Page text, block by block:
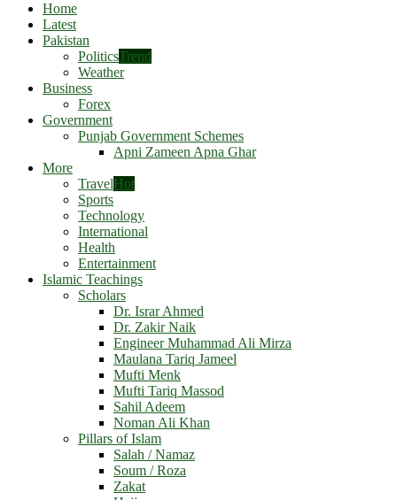
Home
Latest
Pakistan
PoliticsTrend
Weather
Business
Forex
Government
Punjab Government Schemes
Apni Zameen Apna Ghar
More
TravelHot
Sports
Technology
International
Health
Entertainment
Islamic Teachings
Scholars
Dr. Israr Ahmed
Dr. Zakir Naik
Engineer Muhammad Ali Mirza
Maulana Tariq Jameel
Mufti Menk
Mufti Tariq Massod
Sahil Adeem
Noman Ali Khan
Pillars of Islam
Salah / Namaz
Soum / Roza
Zakat